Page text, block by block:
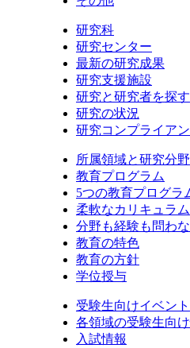
研究科
研究センター
最新の研究成果
研究支援施設
研究と研究者を探す
研究の状況
研究コンプライア
所属領域と研究分野
教育プログラム
5つの教育プログラ
柔軟なカリキュラム
分野も経験も問わ
教育の特色
教育の方針
学位授与
受験生向けイベント
各領域の受験生向
入試情報